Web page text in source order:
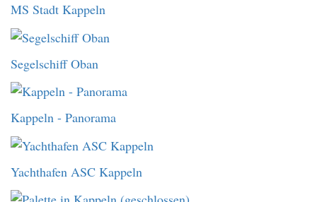
MS Stadt Kappeln
Segelschiff Oban
Kappeln - Panorama
Yachthafen ASC Kappeln